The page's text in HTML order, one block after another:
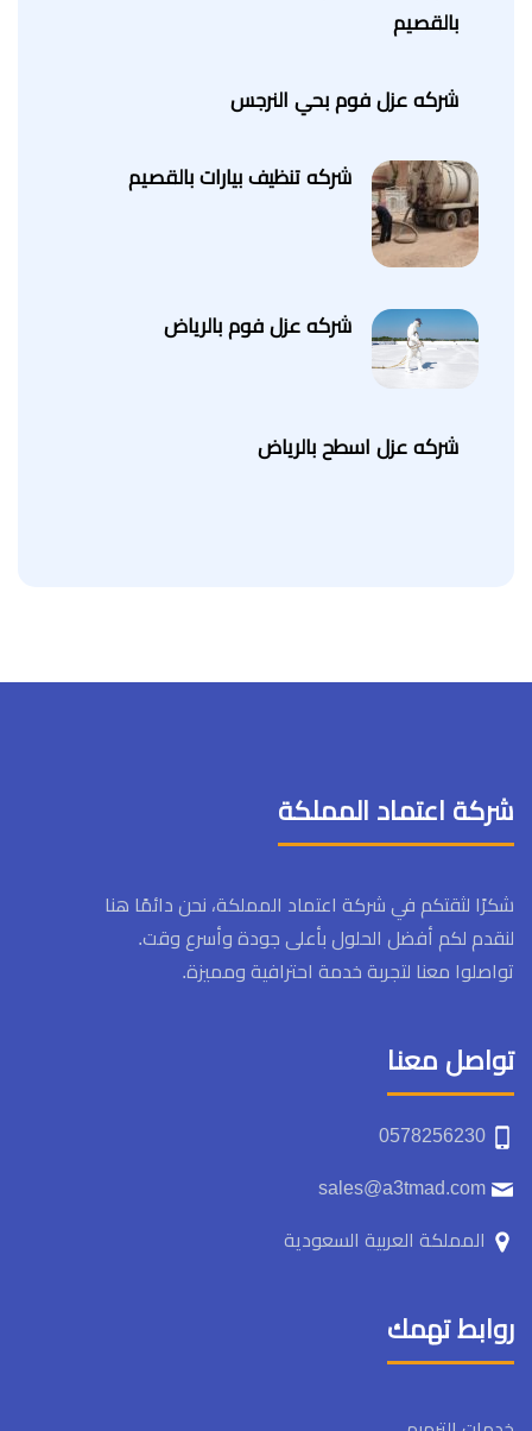
بالقصيم
شركه عزل فوم بحي النرجس
شركه تنظيف بيارات بالقصيم
شركه عزل فوم بالرياض
شركه عزل اسطح بالرياض
شركة اعتماد المملكة
شكرًا لثقتكم في شركة اعتماد المملكة، نحن دائمًا هنا
لنقدم لكم أفضل الحلول بأعلى جودة وأسرع وقت.
تواصلوا معنا لتجربة خدمة احترافية ومميزة.
تواصل معنا
المملكة العربية السعودية
روابط تهمك